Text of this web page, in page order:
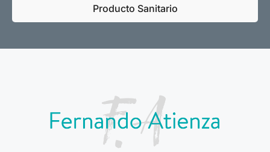
Producto Sanitario